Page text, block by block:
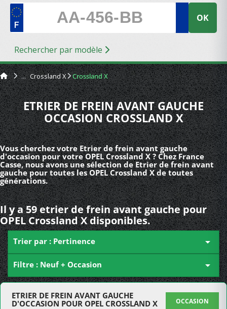
OK
Rechercher par modèle
Crossland X Crossland X
ETRIER DE FREIN AVANT GAUCHE
OCCASION CROSSLAND X
Vous cherchez votre Etrier de frein avant gauche
d'occasion pour votre OPEL Crossland X ? Chez France
Casse, nous avons une sélection de Etrier de frein avant
gauche pour toutes les OPEL Crossland X de toutes
générations.
Il y a 59 etrier de frein avant gauche pour
OPEL Crossland X disponibles.
Trier par : Pertinence 
Filtre : Neuf + Occasion 
ETRIER DE FREIN AVANT GAUCHE
D'OCCASION POUR OPEL CROSSLAND X
OCCASION